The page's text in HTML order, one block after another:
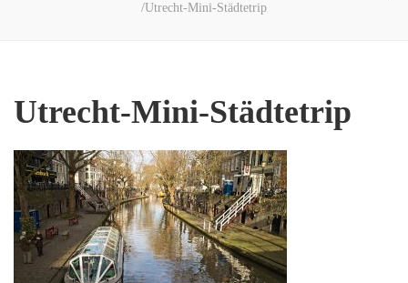
/Utrecht-Mini-Städtetrip
Utrecht-Mini-Städtetrip